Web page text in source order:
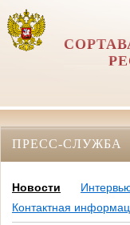
ПРЕСС-СЛУЖБА
Новости
Контактная